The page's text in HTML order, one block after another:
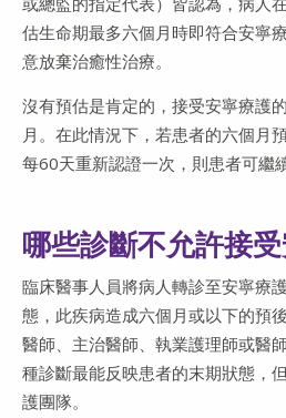
估生命期最多六個月時即符合安寧
意放棄治癒性治療。
沒有預估是肯定的，接受安寧療護
月。在此情況下，若患者的六個月
每60天重新認證一次，則患者可繼
哪些診斷不允許接
臨床醫事人員將病人轉診至安寧療
態，此疾病造成六個月或以下的預
醫師、主治醫師、執業護理師或醫
種診斷最能反映患者的末期狀態，
護團隊。